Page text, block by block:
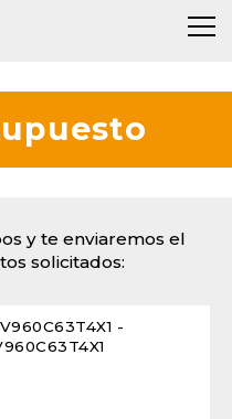
y te enviaremos el
solicitados: